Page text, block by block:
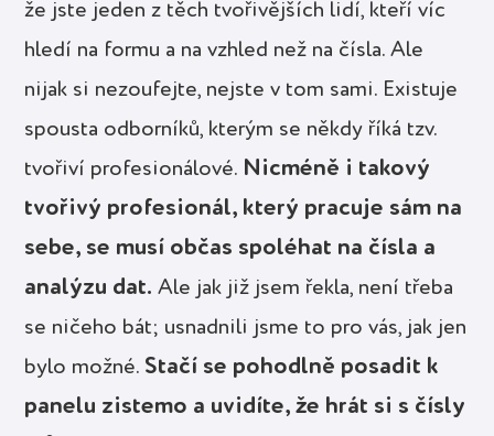
že jste jeden z těch tvořivějších lidí, kteří víc
hledí na formu a na vzhled než na čísla. Ale
nijak si nezoufejte, nejste v tom sami. Existuje
spousta odborníků, kterým se někdy říká tzv.
tvořiví profesionálové. Nicméně i takový
tvořivý profesionál, který pracuje sám na
sebe, se musí občas spoléhat na čísla a
analýzu dat. Ale jak již jsem řekla, není třeba
se ničeho bát; usnadnili jsme to pro vás, jak jen
bylo možné. Stačí se pohodlně posadit k
panelu zistemo a uvidíte, že hrát si s čísly